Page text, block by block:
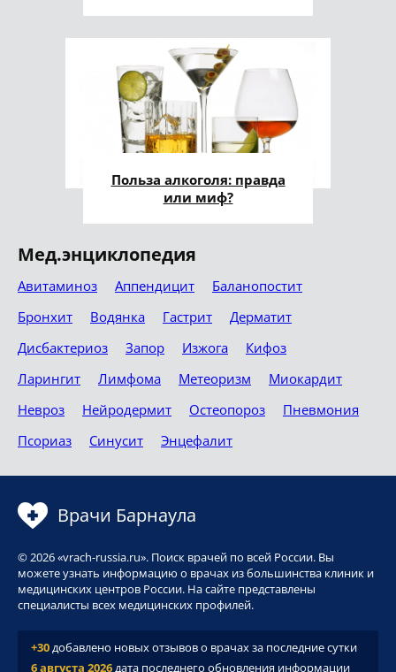
Польза алкоголя: правда
или миф?
Мед.энциклопедия
Авитаминоз Аппендицит
Баланопостит
Бронхит
Водянка Гастрит
Дерматит
Дисбактериоз
Запор Изжога
Кифоз
Ларингит
Лимфома Метеоризм
Миокардит
Невроз
Нейродермит Остеопороз
Пневмония
Псориаз
Синусит Энцефалит
Врачи Барнаула
© 2026 «vrach-russia.ru». Поиск врачей по всей России. Вы
можете узнать информацию о врачах из большинства клиник и
медицинских центров России. На сайте представлены
специалисты всех медицинских профилей.
+30добавлено новых отзывов о врачах за последние сутки
6 августа 2026дата последнего обновления информации